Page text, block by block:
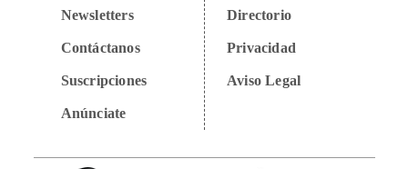
Newsletters
Contáctanos
Suscripciones
Anúnciate
Directorio
Privacidad
Aviso Legal